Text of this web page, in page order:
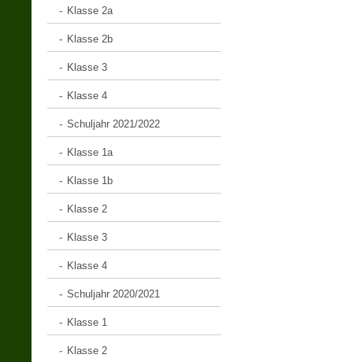
Klasse 2a
Klasse 2b
Klasse 3
Klasse 4
Schuljahr 2021/2022
Klasse 1a
Klasse 1b
Klasse 2
Klasse 3
Klasse 4
Schuljahr 2020/2021
Klasse 1
Klasse 2